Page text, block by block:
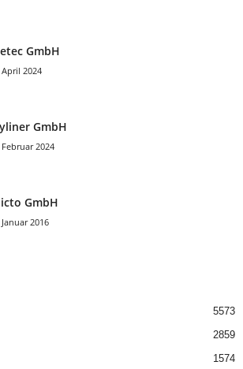
GmbH
April 2024
GmbH
Februar 2024
GmbH
Januar 2016
5573
2859
1574